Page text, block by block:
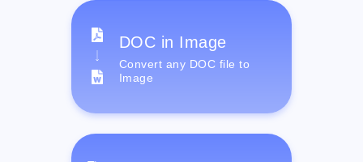
DOC in Image
Convert any DOC file to
Image